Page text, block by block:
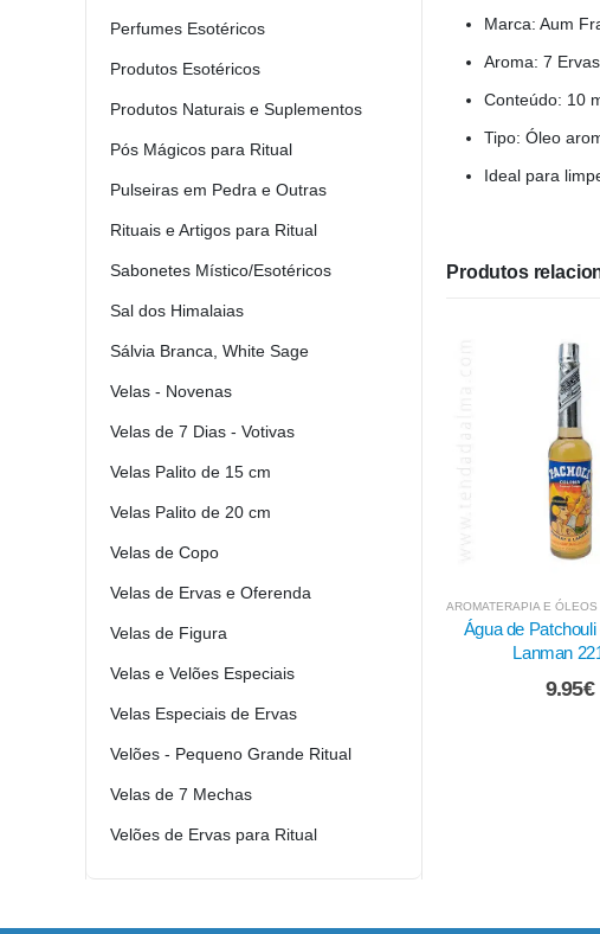
Marca: Aum
Aroma: 7 Ervas
Conteúdo: 10
Tipo: Óleo
Ideal para
Produtos
BANHOS LÍQUIDOS -
Água de Patchouli - Murray e
AROMATERAPIA E
Bálsamo Místico
7.00€
Perfumes Esotéricos
Produtos Esotéricos
Produtos Naturais e Suplementos
Pós Mágicos para Ritual
Pulseiras em Pedra e Outras
Rituais e Artigos para Ritual
Sabonetes Místico/Esotéricos
Sal dos Himalaias
Sálvia Branca, White Sage
Velas - Novenas
Velas de 7 Dias - Votivas
Velas Palito de 15 cm
Velas Palito de 20 cm
Velas de Copo
Velas de Ervas e Oferenda
Velas de Figura
Velas e Velões Especiais
Velas Especiais de Ervas
Velões - Pequeno Grande Ritual
Velas de 7 Mechas
Velões de Ervas para Ritual